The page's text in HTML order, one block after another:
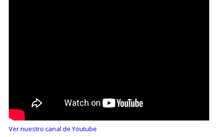
Ver nuestro canal de Youtube